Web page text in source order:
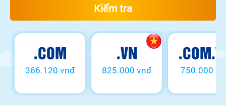
Kiểm tra
.COM
366.120 vnđ
.VN
825.000 vnđ 750.000